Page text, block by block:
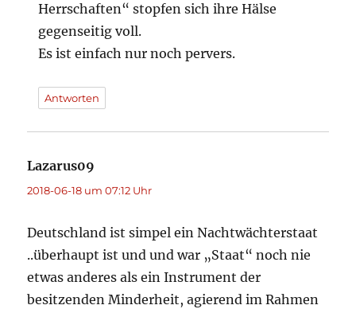
Herrschaften“ stopfen sich ihre Hälse
gegenseitig voll.
Es ist einfach nur noch pervers.
Antworten
Lazarus09
2018-06-18 um 07:12 Uhr
Deutschland ist simpel ein Nachtwächterstaat
..überhaupt ist und und war „Staat“ noch nie
etwas anderes als ein Instrument der
besitzenden Minderheit, agierend im Rahmen